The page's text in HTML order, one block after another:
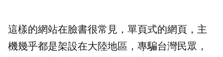
這樣的網站在臉書很常見，單頁式的網頁，主
機幾乎都是架設在大陸地區，專騙台灣民眾，